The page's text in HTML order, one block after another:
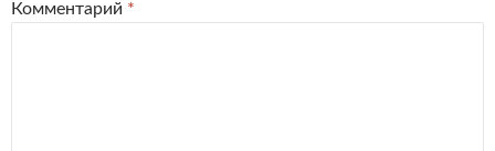
Комментарий *